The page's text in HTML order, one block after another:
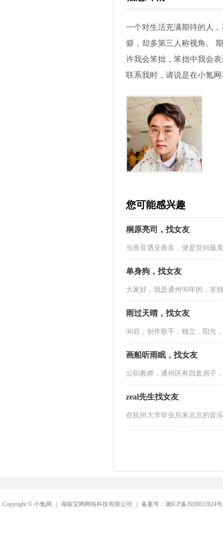
一个对生活充满期待的人
僻，却多第三人称视角。
许我会笨拙，笨拙中我会
联系我时，请说是在小氪
您可能感兴趣
桐原亮司，找女友
当善良遇见善良，便是世间最
单身狗，找女友
大家好，我是通州90年的，非
雨过天晴，找女友
90后，创作歌手，独立，阳光
画船听雨眠，找女友
公职教师，通州区有四套房子
zeal先生找女友
在杭州大学毕业后来北京的音
Copyright © 小氪网 湖南宝哟网络科技有限公司 备案号：湘ICP备2020022624